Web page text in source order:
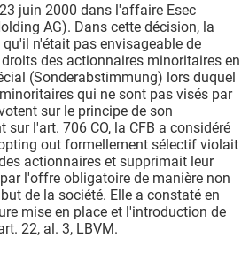
juin 2000 dans l'affaire Esec
AG). Dans cette décision, la
qu'il n'était pas envisageable de
des actionnaires minoritaires en
(Sonderabstimmung) lors duquel
qui ne sont pas visés par
sur le principe de son
sur l'art. 706 CO, la CFB a considéré
out formellement sélectif violait
actionnaires et supprimait leur
l'offre obligatoire de manière non
de la société. Elle a constaté en
mise en place et l'introduction de
22, al. 3, LBVM.